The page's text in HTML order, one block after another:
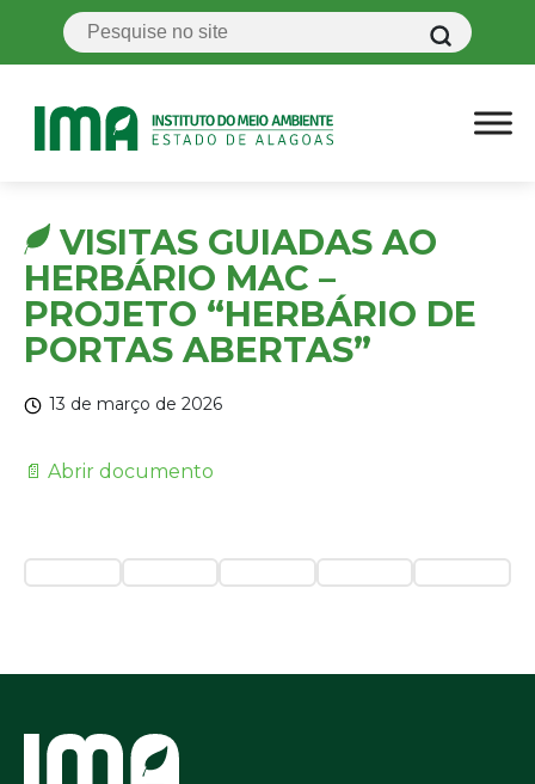
VISITAS GUIADAS AO
HERBÁRIO MAC –
PROJETO “HERBÁRIO DE
PORTAS ABERTAS”
13 de março de 2026
📄 Abrir documento